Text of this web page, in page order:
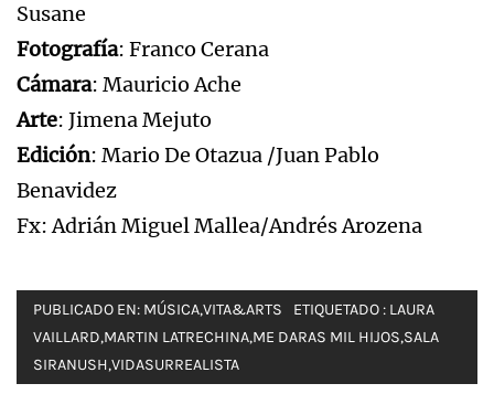
Susane
Fotografía: Franco Cerana
Cámara: Mauricio Ache
Arte: Jimena Mejuto
Edición: Mario De Otazua /Juan Pablo
Benavidez
Fx: Adrián Miguel Mallea/Andrés Arozena
PUBLICADO EN: MÚSICA,VITA&ARTS ETIQUETADO : LAURA
VAILLARD,MARTIN LATRECHINA,ME DARAS MIL HIJOS,SALA
SIRANUSH,VIDASURREALISTA